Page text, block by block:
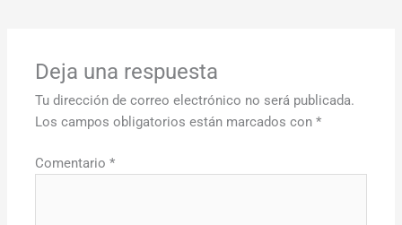
Deja una respuesta
Tu dirección de correo electrónico no será publicada.
Los campos obligatorios están marcados con*
Comentario*